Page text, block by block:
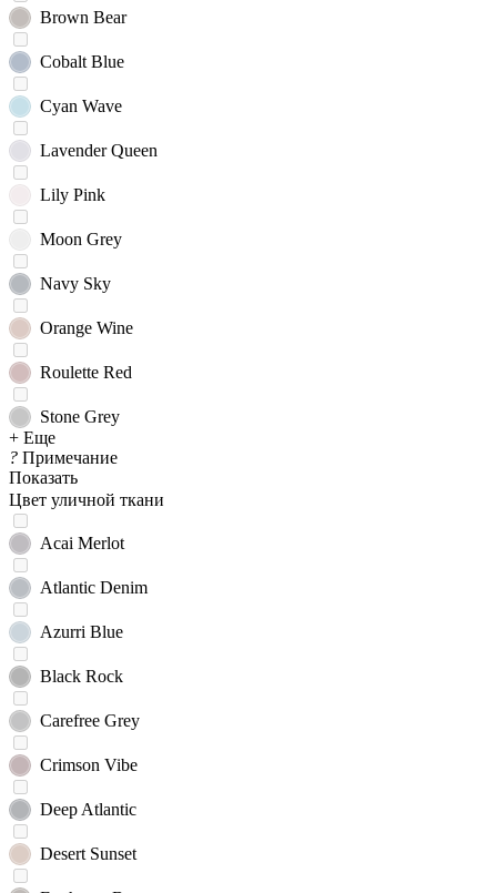
Brown Bear
Cobalt Blue
Cyan Wave
Lavender Queen
Lily Pink
Moon Grey
Navy Sky
Orange Wine
Roulette Red
Stone Grey
+ Еще
? Примечание
Показать
Цвет уличной ткани
Acai Merlot
Atlantic Denim
Azurri Blue
Black Rock
Carefree Grey
Crimson Vibe
Deep Atlantic
Desert Sunset